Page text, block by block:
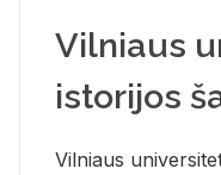
Vilniaus
istorijos
Vil­niaus